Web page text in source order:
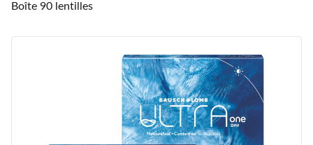
Boîte 90 lentilles